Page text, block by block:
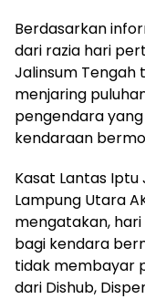
Berdasarkan
dari razia hari
Jalinsum Tengah
menjaring
pengendara
kendaraan
Kasat Lantas
Lampung Utara
mengatakan,
bagi kendara
tidak membayar
dari Dishub,